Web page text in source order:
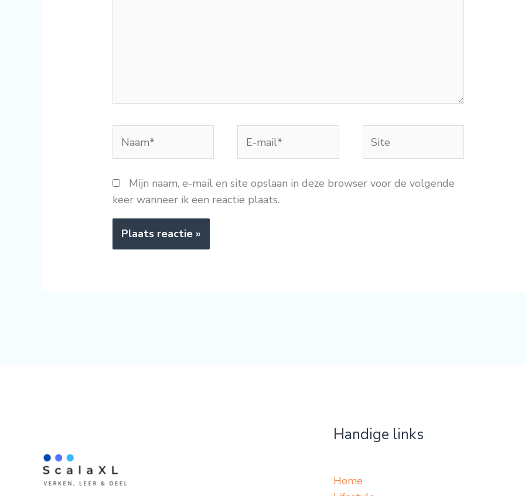
mail*
Mijn naam, e-mail en site opslaan in deze browser voor de volgende
keer wanneer ik een reactie plaats.
Handige links
Home